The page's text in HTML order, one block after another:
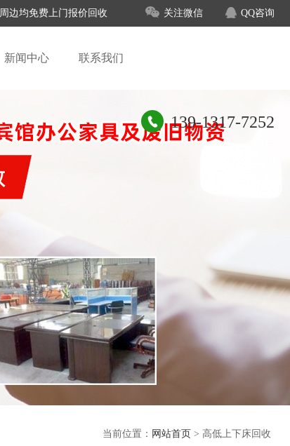
边均免费上门报价回收 QQ咨询
关注微信
新闻中心 联系我们
139-1317-7252
当前位置： 网站首页 > 高低上下床回收